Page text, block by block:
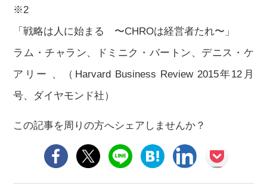
※2
「戦略は人に始まる 〜CHROは経営者たれ〜」
ラム・チャラン、ドミニク・バートン、デニス・ケ
アリー 、（Harvard Business Review 2015年12月
号、ダイヤモンド社）
この記事を周りの方へシェアしませんか？